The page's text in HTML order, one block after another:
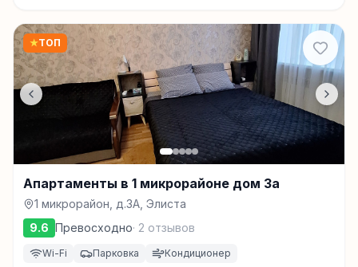
★ТОП
Апартаменты в 1 микрорайоне дом 3а
1 микрорайон, д.3A, Элиста
9.6 Превосходно· 2 отзывов
Wi-Fi Парковка Кондиционер